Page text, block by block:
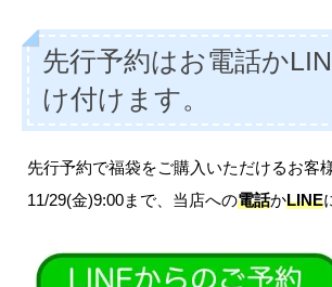
先行予約はお電話か
け付けます。
先行予約で福袋をご購入いただけるお客
11/29(金)9:00まで、当店への電話かLINE